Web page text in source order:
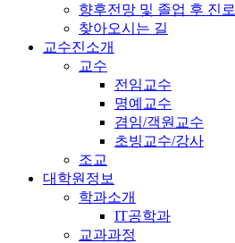
향후전망 및 졸업 후 진로
찾아오시는 길
교수진소개
교수
전임교수
명예교수
겸임/객원교수
초빙교수/강사
조교
대학원정보
학과소개
IT공학과
교과과정